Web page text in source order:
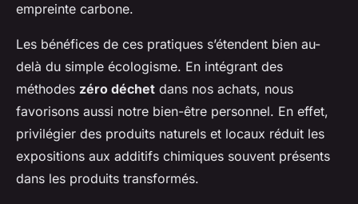
empreinte carbone.
Les bénéfices de ces pratiques s’étendent bien au-
delà du simple écologisme. En intégrant des
méthodes zéro déchet dans nos achats, nous
favorisons aussi notre bien-être personnel. En effet,
privilégier des produits naturels et locaux réduit les
expositions aux additifs chimiques souvent présents
dans les produits transformés.